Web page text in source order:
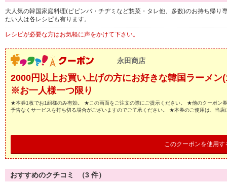
大人気の韓国家庭料理(ピビンバ・チヂミなど惣菜・タレ他、多数)のお持ち帰
たい人は各レシピも有ります。
レシピが必要な方はお気軽に声をかけて下さい。
永田商店
2000円以上お買い上げの方にお好きな韓国ラーメ
※お一人様一つ限り
★本券1枚でお1組様のみ有効。 ★この画面をご注文の際にご提示ください。 ★他のクーポン
予告なくサービスを打ち切る場合がございますのでご了承ください。 ★本券のご使用は、当
このクーポンを使用す
おすすめのクチコミ （3 件）